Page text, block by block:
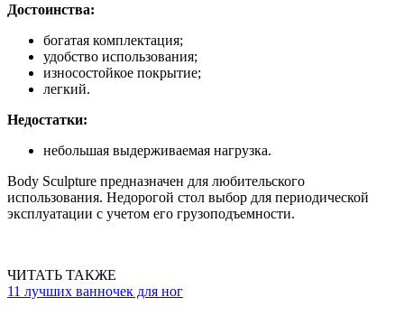
Достоинства:
богатая комплектация;
удобство использования;
износостойкое покрытие;
легкий.
Недостатки:
небольшая выдерживаемая нагрузка.
Body Sculpture предназначен для любительского
использования. Недорогой стол выбор для периодической
эксплуатации с учетом его грузоподъемности.
ЧИТАТЬ ТАКЖЕ
11 лучших ванночек для ног